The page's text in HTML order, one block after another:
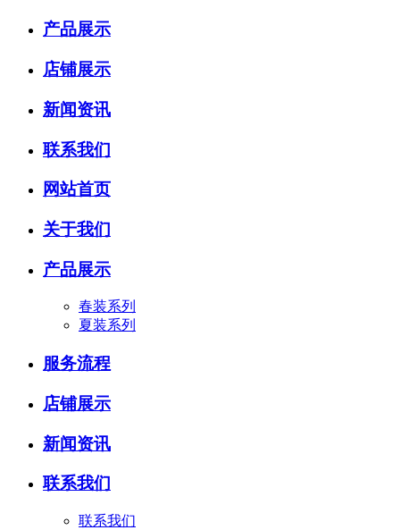
产品展示
店铺展示
新闻资讯
联系我们
网站首页
关于我们
产品展示
春装系列
夏装系列
服务流程
店铺展示
新闻资讯
联系我们
联系我们